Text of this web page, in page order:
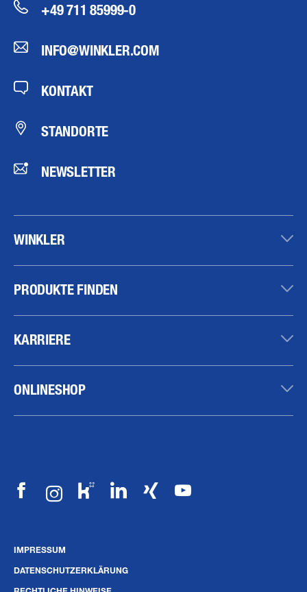
+49 711 85999-0
INFO@WINKLER.COM
KONTAKT
STANDORTE
NEWSLETTER
WINKLER
PRODUKTE FINDEN
KARRIERE
ONLINESHOP
IMPRESSUM
DATENSCHUTZERKLÄRUNG